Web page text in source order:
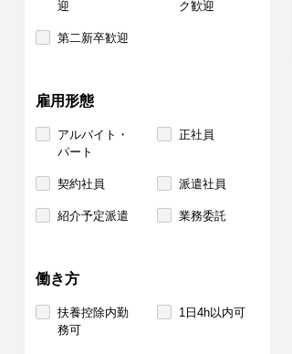
迎
ク歓迎
第二新卒歓迎
雇用形態
アルバイト・
パート
正社員
契約社員 派遣社員
紹介予定派遣 業務委託
働き方
扶養控除内勤
務可
1日4h以内可